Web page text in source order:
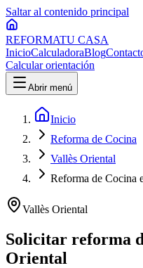
Saltar al contenido principal
REFORMATU CASA
InicioCalculadoraBlog
Calcular orientación
Abrir menú
Inicio
Reforma de Cocina
Vallès Oriental
Reforma de Cocina
Vallès Oriental
Solicitar reforma
Oriental